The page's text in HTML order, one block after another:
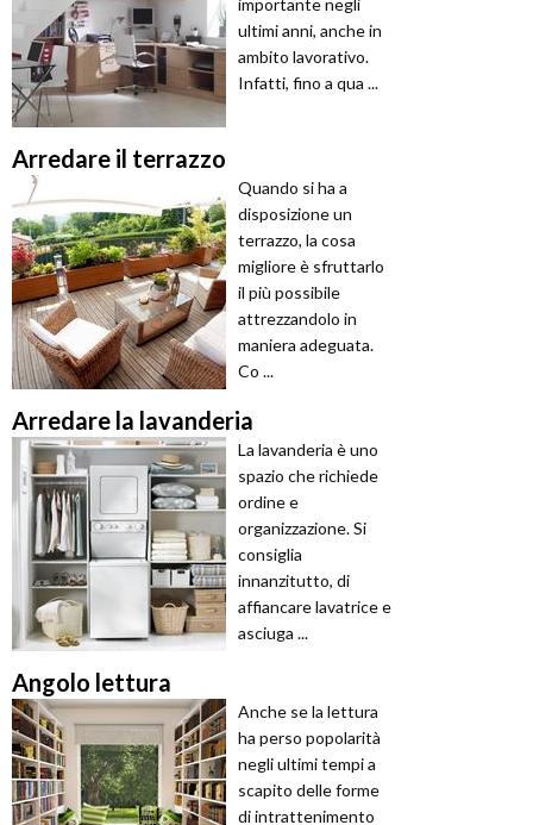
importante negli
ultimi anni, anche in
ambito lavorativo.
Infatti, fino a qua ...
Arredare il terrazzo
Quando si ha a
disposizione un
terrazzo, la cosa
migliore è sfruttarlo
il più possibile
attrezzandolo in
maniera adeguata.
Co ...
Arredare la lavanderia
La lavanderia è uno
spazio che richiede
ordine e
organizzazione. Si
consiglia
innanzitutto, di
affiancare lavatrice e
asciuga ...
Angolo lettura
Anche se la lettura
ha perso popolarità
negli ultimi tempi a
scapito delle forme
di intrattenimento